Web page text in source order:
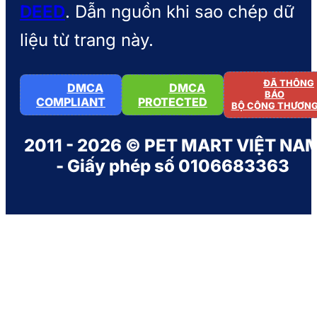
DEED. Dẫn nguồn khi sao chép dữ
liệu từ trang này.
DMCA
COMPLIANT
DMCA
PROTECTED
ĐÃ THÔNG
BÁO
BỘ CÔNG
2011 - 2026 © PET MART VIỆT
- Giấy phép số 0106683363